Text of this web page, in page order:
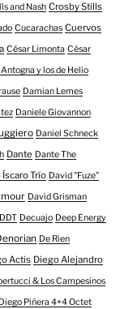
and Nash Crosby Stills
Cucarachas Cuervos
César Limonta César
y los de Helio
Damian Lemes
Daniele Giovannon
Daniel Schneck
Dante Dante The
Íscaro Trío David "Fuze"
David Grisman
DDT Decuajo Deep Energy
De Rien
Actis Diego Alejandro
& Los Campesinos
Diego Piñera 4+4 Octet